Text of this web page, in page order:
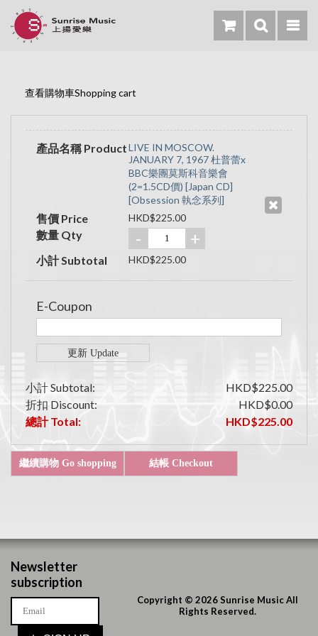
查看購物車Shopping cart
產品名稱 ProductLIVE IN MOSCOW.
JANUARY 7, 1967 杜普蕾x
BBC樂團莫斯科音樂會
(2=1.5CD價) [Japan CD]
[Obsession 執念系列]
售價 Price HKD$225.00
數量 Qty - +
小計 Subtotal HKD$225.00
E-Coupon
小計 Subtotal:
HKD$225.00
折扣 Discount:
HKD$0.00
總計 Total:
HKD$225.00
Newsletter
subscription
Copyright © 2026 Sunrise Music All
Rights Reserved.